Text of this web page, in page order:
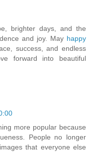
brighter days, and the
and joy. May happy
success, and endless
forward into beautiful
more popular because
People no longer
that everyone else